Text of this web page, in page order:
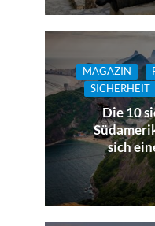
MAGAZIN
SICHERHEIT
Die 10
sich